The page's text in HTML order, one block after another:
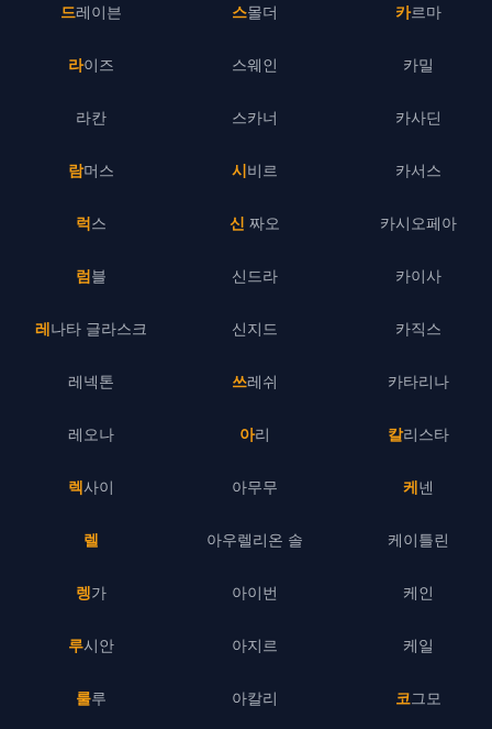
드레이븐
라이즈
라칸
람머스
럭스
럼블
레나타 글라스크
레넥톤
레오나
렉사이
렐
렝가
루시안
룰루
스몰더
스웨인
스카너
시비르
신 짜오
신드라
신지드
쓰레쉬
아리
아무무
아우렐리온 솔
아이번
아지르
아칼리
카르마
카밀
카사딘
카서스
카시오페아
카이사
카직스
카타리나
칼리스타
케넨
케이틀린
케인
케일
코그모